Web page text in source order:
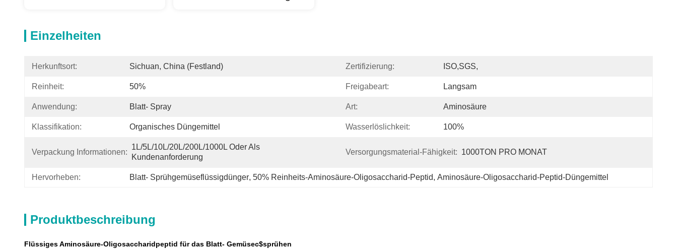
Einzelheiten
Herkunftsort: Sichuan, China (Festland) Zertifizierung: ISO,SGS,
Reinheit: 50% Freigabeart: Langsam
Anwendung: Blatt- Spray Art: Aminosäure
Klassifikation: Organisches Düngemittel Wasserlöslichkeit: 100%
Verpackung Informationen:
1L/5L/10L/20L/200L/1000L Oder Als
Kundenanforderung
Versorgungsmaterial-Fähigkeit: 1000TON PRO MONAT
Hervorheben: Blatt- Sprühgemüseflüssigdünger, 50% Reinheits-Aminosäure-Oligosaccharid-Peptid, Aminosäure-Oligosaccharid-Peptid-Düngemittel
Produktbeschreibung
Flüssiges Aminosäure-Oligosaccharidpeptid für das Blatt- Gemüsec$sprühen